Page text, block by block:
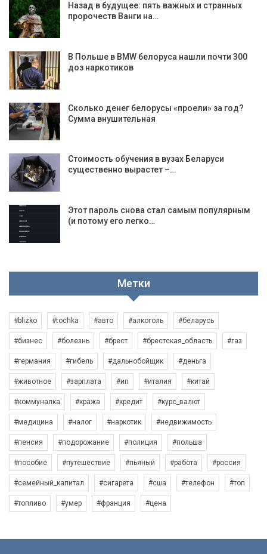
Назад в будущее: пять важных и странных
пророчеств Ванги на…
В Польше в BMW белоруса нашли почти 300
доз наркотиков
Сколько денег белорусы «проели» за год?
Сумма внушительная
Стоимость обучения в вузах Беларуси
существенно вырастет –…
Этот пароль снова стал самым популярным
(и потому его легко…
Метки
#blizko #tochka #авто #алкоголь #беларусь
#бизнес #болезнь #брест #брестская_область #газ
#германия #гибель #дальнобойщик #деньга
#животное #зарплата #ип #италия #китай
#коммуналка #кража #кредит #курс_валют
#медицина #налог #наркотик #недвижимость
#пенсия #подорожание #полиция #польша
#пособие #путешествие #пьяный #работа #россия
#семейный_капитал #сигарета #сша #телефон #топ
#топливо #умер #франция #цена